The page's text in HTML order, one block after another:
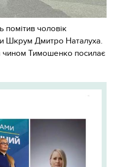
помітив чоловік
Шкрум Дмитро Наталуха.
чином Тимошенко посилає